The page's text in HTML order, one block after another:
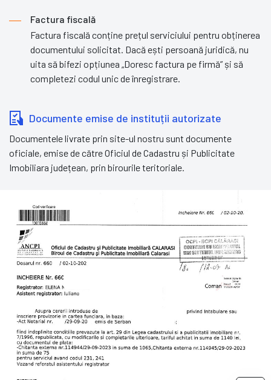
Factura fiscală
Factura fiscală conține prețul serviciului pentru obținerea
documentului solicitat. Dacă ești persoană juridică, nu
uita să bifezi opțiunea „Doresc factura pe firmă” și să
completezi codul unic de înregistrare.
Documente emise de instituții autorizate
Documentele livrate prin site-ul nostru sunt documente
oficiale, emise de către Oficiul de Cadastru și Publicitate
Imobiliara județean, prin birourile teritoriale.